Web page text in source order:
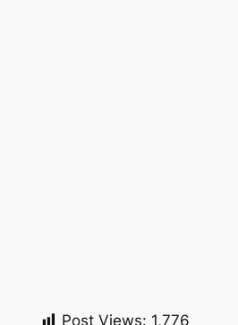
Post Views: 1,776